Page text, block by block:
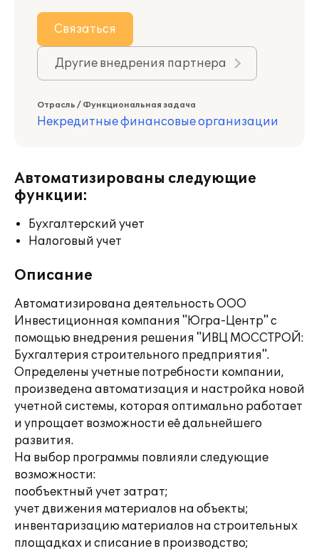
Связаться
Другие внедрения партнера
Отрасль / Функциональная задача
Некредитные финансовые организации
Автоматизированы следующие
функции:
Бухгалтерский учет
Налоговый учет
Описание
Автоматизирована деятельность ООО
Инвестиционная компания "Югра-Центр" с
помощью внедрения решения "ИВЦ МОССТРОЙ:
Бухгалтерия строительного предприятия".
Определены учетные потребности компании,
произведена автоматизация и настройка новой
учетной системы, которая оптимально работает
и упрощает возможности её дальнейшего
развития.
На выбор программы повлияли следующие
возможности:
пообъектный учет затрат;
учет движения материалов на объекты;
инвентаризацию материалов на строительных
площадках и списание в производство;